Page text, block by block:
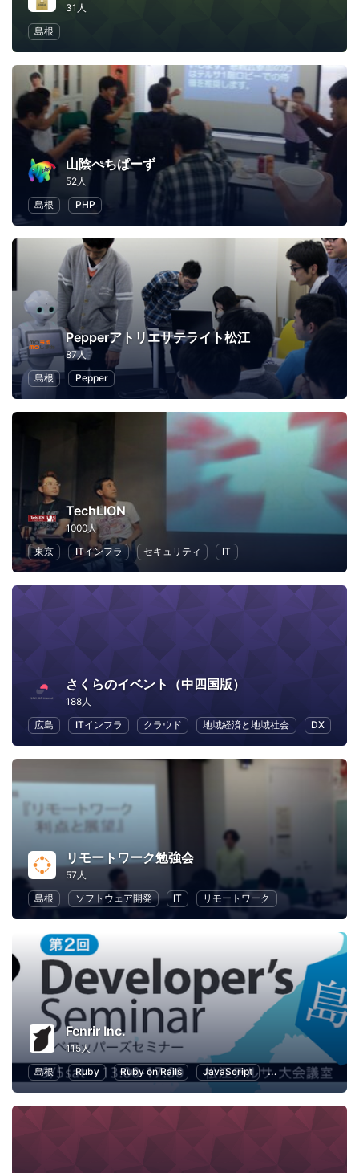
31人
島根
山陰ぺちぱーず
52人
島根
PHP
Pepperアトリエサテライト松江
87人
島根
Pepper
TechLION
1000人
東京
ITインフラ セキュリティ IT
さくらのイベント（中四国版）
188人
広島
ITインフラ クラウド 地域経済と地域社会 DX
リモートワーク勉強会
57人
島根
ソフトウェア開発 IT リモートワーク
Fenrir Inc.
115人
島根
Ruby Ruby on Rails JavaScript Objective-c